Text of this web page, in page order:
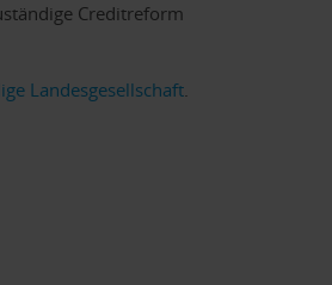
Creditreform
Landesgesellschaft.